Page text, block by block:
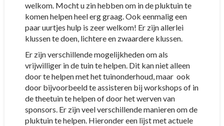
welkom. Mocht u zin hebben om in de pluktuin te
komen helpen heel erg graag. Ook eenmalig een
paar uurtjes hulp is zeer welkom! Er zijn allerlei
klussen te doen, lichtere en zwaardere klussen.
Er zijn verschillende mogelijkheden om als
vrijwilliger in de tuin te helpen. Dit kan niet alleen
door te helpen met het tuinonderhoud, maar ook
door bijvoorbeeld te assisteren bij workshops of in
de theetuin te helpen of door het werven van
sponsors. Er zijn veel verschillende manieren om de
pluktuin te helpen. Hieronder een lijst met actuele